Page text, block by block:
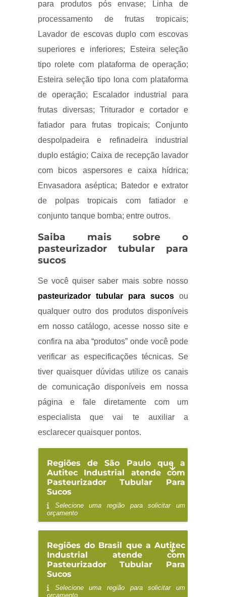
para produtos pós envase; Linha de
processamento de frutas tropicais;
Lavador de escovas duplo com escovas
superiores e inferiores; Esteira seleção
tipo rolete com plataforma de operação;
Esteira seleção tipo lona com plataforma
de operação; Escalador industrial para
frutas diversas; Triturador e cortador e
fatiador para frutas tropicais; Conjunto
despolpadeira e refinadeira industrial
duplo estágio; Caixa de recepção lavador
com bicos aspersores e caixa hídrica;
Envasadora aséptica; Batedor e extrator
de polpas tropicais com fatiador e
conjunto tanque bomba; entre outros.
Saiba mais sobre o
pasteurizador tubular para
sucos
Se você quiser saber mais sobre nosso
pasteurizador tubular para sucosou
qualquer outro dos produtos disponíveis
em nosso catálogo, acesse nosso site e
confira na aba “produtos” onde você pode
verificar as especificações técnicas. Se
tiver quaisquer dúvidas utilize os canais
de comunicação disponíveis em nossa
página e fale diretamente com um
especialista que vai te auxiliar a
esclarecer quaisquer pontos.
Regiões de São Paulo que a
Autitec Industrial atende com
Pasteurizador Tubular Para
Sucos
Selecione uma região para solicitar um
orçamento
Regiões do Brasil que a Autitec
Industrial atende com
Pasteurizador Tubular Para
Sucos
Selecione uma região para solicitar um
orçamento